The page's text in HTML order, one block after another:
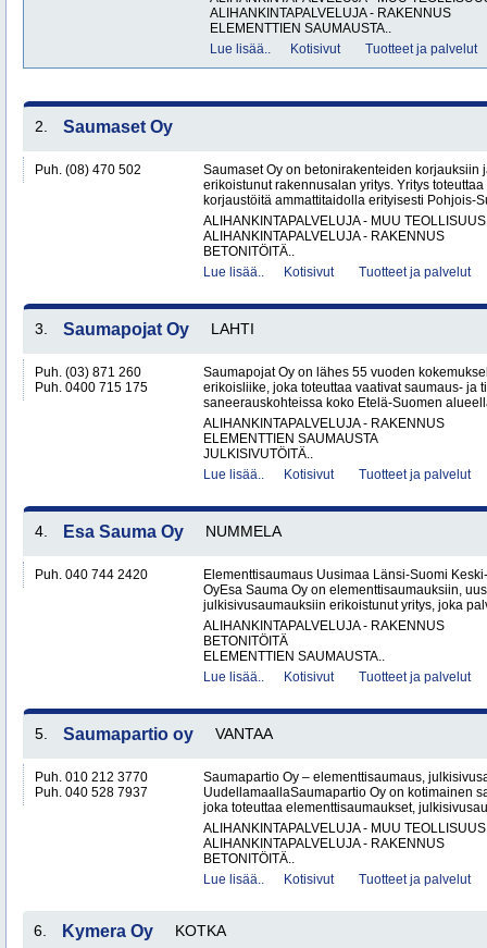
ALIHANKINTAPALVELUJA - RAKENNUS
ELEMENTTIEN SAUMAUSTA..
Lue lisää..
Kotisivut Tuotteet ja palvelut
2. Saumaset Oy
Puh. (08) 470 502
Saumaset Oy on betonirakenteiden korjauksiin
erikoistunut rakennusalan yritys. Yritys
korjaustöitä ammattitaidolla erityisesti Pohjois-
ALIHANKINTAPALVELUJA - MUU TEOLLISUUS
ALIHANKINTAPALVELUJA - RAKENNUS
BETONITÖITÄ..
Lue lisää..
Kotisivut Tuotteet ja palvelut
3. Saumapojat Oy LAHTI
Puh. (03) 871 260
Puh. 0400 715 175
Saumapojat Oy on lähes 55 vuoden
erikoisliike, joka toteuttaa vaativat saumaus- ja
saneerauskohteissa koko Etelä-Suomen
ALIHANKINTAPALVELUJA - RAKENNUS
ELEMENTTIEN SAUMAUSTA
JULKISIVUTÖITÄ..
Lue lisää..
Kotisivut Tuotteet ja palvelut
4. Esa Sauma Oy NUMMELA
Puh. 040 744 2420
Elementtisaumaus Uusimaa Länsi-Suomi
OyEsa Sauma Oy on elementtisaumauksiin,
julkisivusaumauksiin erikoistunut yritys, joka
ALIHANKINTAPALVELUJA - RAKENNUS
BETONITÖITÄ
ELEMENTTIEN SAUMAUSTA..
Lue lisää..
Kotisivut Tuotteet ja palvelut
5. Saumapartio oy VANTAA
Puh. 010 212 3770
Puh. 040 528 7937
Saumapartio Oy – elementtisaumaus,
UudellamaallaSaumapartio Oy on kotimainen
joka toteuttaa elementtisaumaukset,
ALIHANKINTAPALVELUJA - MUU TEOLLISUUS
ALIHANKINTAPALVELUJA - RAKENNUS
BETONITÖITÄ..
Lue lisää..
Kotisivut Tuotteet ja palvelut
6. Kymera Oy KOTKA